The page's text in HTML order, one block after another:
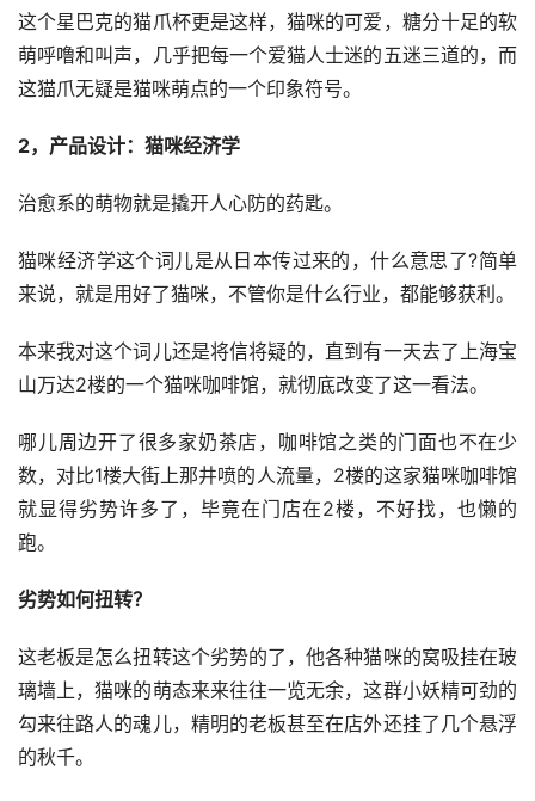
这个星巴克的猫爪杯更是这样，猫咪的可爱，糖分十足的软
萌呼噜和叫声，几乎把每一个爱猫人士迷的五迷三道的，而
这猫爪无疑是猫咪萌点的一个印象符号。
2，产品设计：猫咪经济学
治愈系的萌物就是撬开人心防的药匙。
猫咪经济学这个词儿是从日本传过来的，什么意思了?简单
来说，就是用好了猫咪，不管你是什么行业，都能够获利。
本来我对这个词儿还是将信将疑的，直到有一天去了上海宝
山万达2楼的一个猫咪咖啡馆，就彻底改变了这一看法。
哪儿周边开了很多家奶茶店，咖啡馆之类的门面也不在少
数，对比1楼大街上那井喷的人流量，2楼的这家猫咪咖啡馆
就显得劣势许多了，毕竟在门店在2楼，不好找，也懒的
跑。
劣势如何扭转？
这老板是怎么扭转这个劣势的了，他各种猫咪的窝吸挂在玻
璃墙上，猫咪的萌态来来往往一览无余，这群小妖精可劲的
勾来往路人的魂儿，精明的老板甚至在店外还挂了几个悬浮
的秋千。